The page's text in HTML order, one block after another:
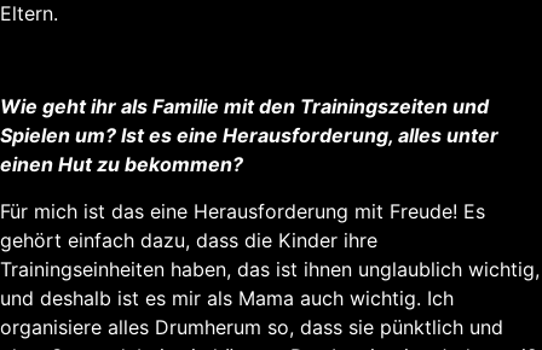
Eltern.
Wie geht ihr als Familie mit den Trainingszeiten und
Spielen um? Ist es eine Herausforderung, alles unter
einen Hut zu bekommen?
Für mich ist das eine Herausforderung mit Freude! Es
gehört einfach dazu, dass die Kinder ihre
Trainingseinheiten haben, das ist ihnen unglaublich wichtig,
und deshalb ist es mir als Mama auch wichtig. Ich
organisiere alles Drumherum so, dass sie pünktlich und